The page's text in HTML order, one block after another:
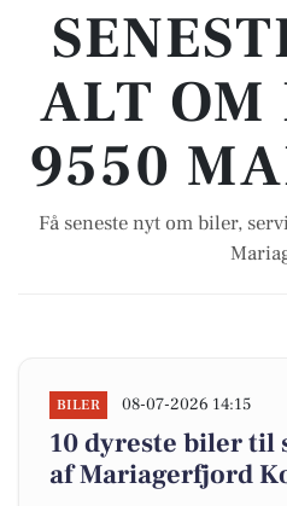
ALT
9550
Få seneste nyt om biler,
BILER 08-07-2026 14:15
10 dyreste biler til
af Mariagerfjord